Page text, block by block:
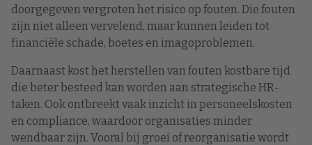
doorgegeven vergroten het risico op fouten. Die fouten
zijn niet alleen vervelend, maar kunnen leiden tot
financiële schade, boetes en imagoproblemen.
Daarnaast kost het herstellen van fouten kostbare tijd
die beter besteed kan worden aan strategische HR-
taken. Ook ontbreekt vaak inzicht in personeelskosten
en compliance, waardoor organisaties minder
wendbaar zijn. Vooral bij groei of reorganisatie wordt